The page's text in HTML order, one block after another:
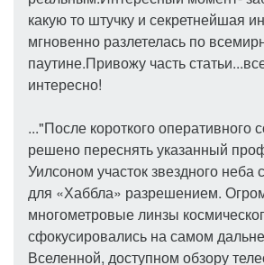
какую то штучку и секретнейшая
мгновенно разлетелась по
паутине.Привожу часть
интересно!
..."После короткого
решено переснять указанный
Уилсоном участок звездного
для «Хаббла» разрешением.
многометровые линзы
сфокусировались на самом
Вселенной, доступном обзору